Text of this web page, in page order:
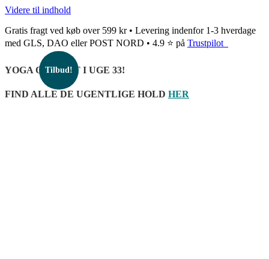
Videre til indhold
Gratis fragt ved køb over 599 kr • Levering indenfor 1-3 hverdage
med GLS, DAO eller POST NORD • 4.9 ⭐ på Trustpilot
YOGA OPSTART I UGE 33!
FIND ALLE DE UGENTLIGE HOLD HER
Tilbud!